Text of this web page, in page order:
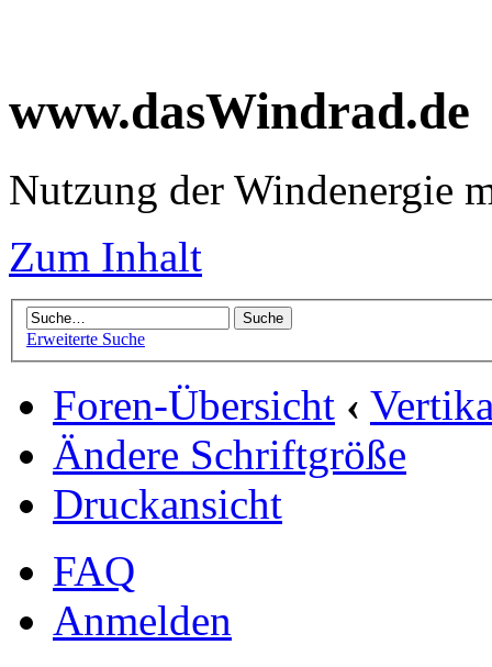
www.dasWindrad.de
Nutzung der Windenergie
Zum Inhalt
Erweiterte Suche
Foren-Übersicht ‹
Ändere Schriftgröße
Druckansicht
FAQ
Anmelden